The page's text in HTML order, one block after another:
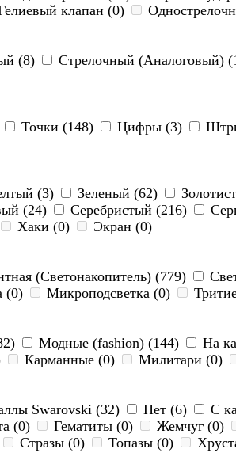
клапан (0)
(8) Стрелочный (Аналоговый)
Точки (148) Цифры (3)
(3) Зеленый (62)
(24) Серебристый (216)
Хаки (0) Экран (0)
(Светонакопитель) (779)
(0) Микроподсветка (0)
Модные (fashion) (144) На
Карманные (0) Милитари (0)
Swarovski (32) Нет (6) С
(0) Гематиты (0) Жемчуг (0)
Стразы (0) Топазы (0)